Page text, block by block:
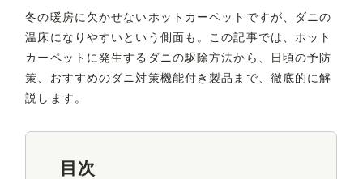
冬の暖房に欠かせないホットカーペットですが、ダニの
温床になりやすいという側面も。この記事では、ホット
カーペットに発生するダニの駆除方法から、日頃の予防
策、おすすめのダニ対策機能付き製品まで、徹底的に解
説します。
目次